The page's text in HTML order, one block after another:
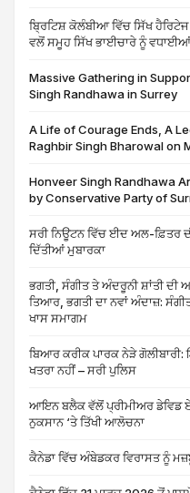
ਬ੍ਰਿਟਿਸ਼ ਕੋਲੰਬੀਆ ਵਿੱਚ ਸਿੱਖ
ਵਲੋਂ ਸਮੂਹ ਸਿੱਖ ਭਾਈਚਾਰੇ ਨੂੰ ਵਧਾਈਆਂ
Massive Gathering in
Singh Randhawa in Surrey
A Life of Courage Ends, A
Raghbir Singh Bharowal on
Honveer Singh Randhawa
by Conservative Party of
ਸਰੀ ਨਿਊਟਨ ਵਿੱਚ ਈਦ ਅਲ-ਫ਼ਿਤਰ
ਦਿੱਤੀਆਂ ਮੁਬਾਰਕਾ
ਭਗਤੀ, ਸੰਗੀਤ ਤੇ ਅੰਦਰੂਨੀ ਸ਼ਾਂਤੀ ਦੀ
ਤਿਆਰ, ਭਗਤੀ ਦਾ ਨਵਾਂ ਅੰਦਾਜ਼:
ਖਾਸ ਸਮਾਗਮ
ਬਿਆਰ ਕਰੀਕ ਪਾਰਕ ਨੇੜੇ
ਖਤਰਾ ਨਹੀਂ – ਸਰੀ ਪੁਲਿਸ
ਆਇਨ ਬਲੈਕ ਵੱਲੋਂ ਪ੍ਰੀਮੀਅਰ ਡੇਵਿਡ
ਨੁਕਸਾਨ ‘ਤੇ ਤਿੱਖੀ ਆਲੋਚਨਾ
ਕੈਨੇਡਾ ਵਿੱਚ ਅੰਬੇਡਕਰ ਵਿਰਾਸਤ ਨੂੰ